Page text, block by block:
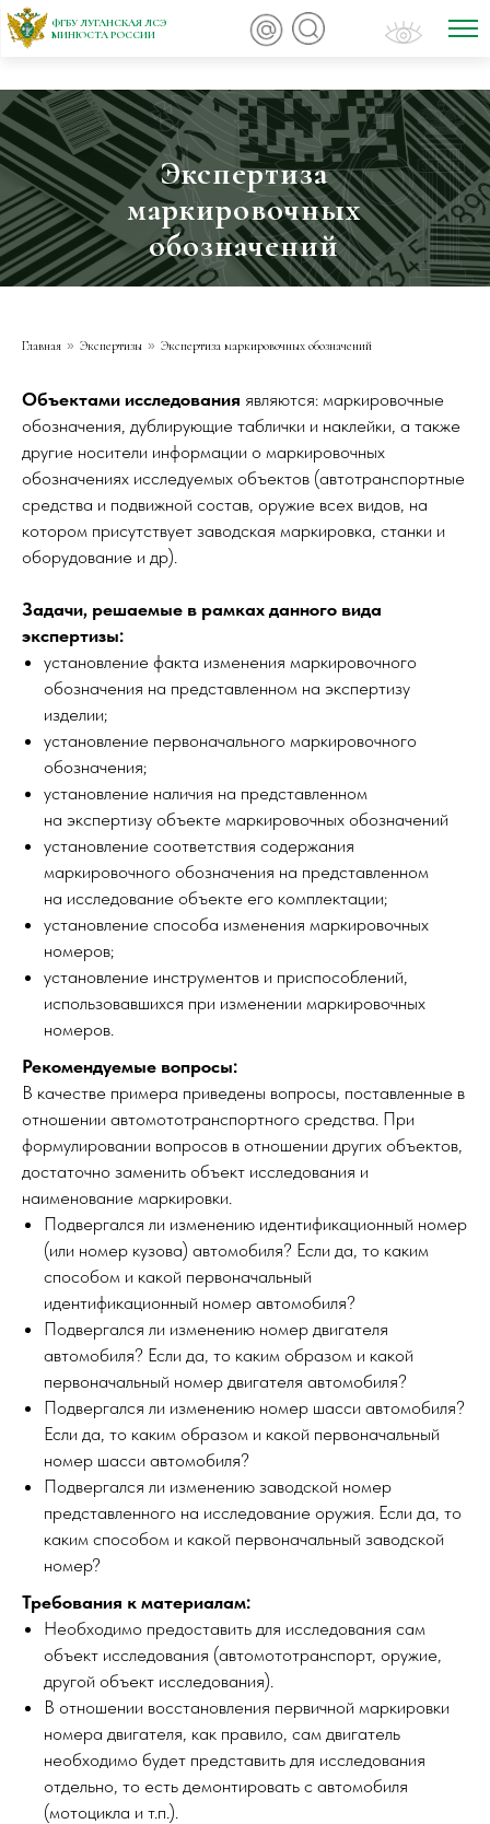
ФГБУ ЛУГАНСКАЯ ЛСЭ
МИНЮСТА РОССИИ
Экспертиза
маркировочных
обозначений
Главная » Экспертизы » Экспертиза маркировочных обозначений
Объектами исследования являются: маркировочные
обозначения, дублирующие таблички и наклейки, а также
другие носители информации о маркировочных
обозначениях исследуемых объектов (автотранспортные
средства и подвижной состав, оружие всех видов, на
котором присутствует заводская маркировка, станки и
оборудование и др).
Задачи, решаемые в рамках данного вида
экспертизы:
установление факта изменения маркировочного
обозначения на представленном на экспертизу
изделии;
установление первоначального маркировочного
обозначения;
установление наличия на представленном
на экспертизу объекте маркировочных обозначений
установление соответствия содержания
маркировочного обозначения на представленном
на исследование объекте его комплектации;
установление способа изменения маркировочных
номеров;
установление инструментов и приспособлений,
использовавшихся при изменении маркировочных
номеров.
Рекомендуемые вопросы:
В качестве примера приведены вопросы, поставленные в
отношении автомототранспортного средства. При
формулировании вопросов в отношении других объектов,
достаточно заменить объект исследования и
наименование маркировки.
Подвергался ли изменению идентификационный номер
(или номер кузова) автомобиля? Если да, то каким
способом и какой первоначальный
идентификационный номер автомобиля?
Подвергался ли изменению номер двигателя
автомобиля? Если да, то каким образом и какой
первоначальный номер двигателя автомобиля?
Подвергался ли изменению номер шасси автомобиля?
Если да, то каким образом и какой первоначальный
номер шасси автомобиля?
Подвергался ли изменению заводской номер
представленного на исследование оружия. Если да, то
каким способом и какой первоначальный заводской
номер?
Требования к материалам:
Необходимо предоставить для исследования сам
объект исследования (автомототранспорт, оружие,
другой объект исследования).
В отношении восстановления первичной маркировки
номера двигателя, как правило, сам двигатель
необходимо будет представить для исследования
отдельно, то есть демонтировать с автомобиля
(мотоцикла и т.п.).